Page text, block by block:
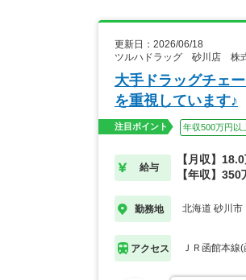
更新日：2026/06/18
ツルハドラッグ 砂川店 株
大手ドラッグチェ
を重視しています♪
注目ポイント 年収500万円以
給与
【月収】
【年収】
勤務地 北海道 砂川市
アクセス ＪＲ函館本線